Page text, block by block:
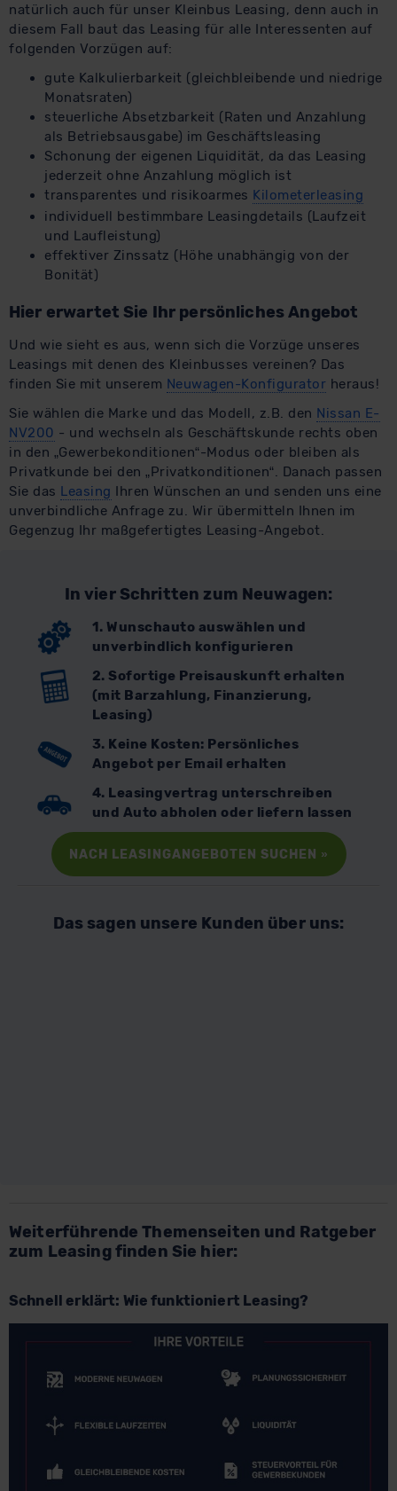
natürlich auch für unser Kleinbus Leasing, denn auch in
diesem Fall baut das Leasing für alle Interessenten auf
folgenden Vorzügen auf:
gute Kalkulierbarkeit (gleichbleibende und niedrige
Monatsraten)
steuerliche Absetzbarkeit (Raten und Anzahlung
als Betriebsausgabe) im Geschäftsleasing
Schonung der eigenen Liquidität, da das Leasing
jederzeit ohne Anzahlung möglich ist
transparentes und risikoarmes Kilometerleasing
individuell bestimmbare Leasingdetails (Laufzeit
und Laufleistung)
effektiver Zinssatz (Höhe unabhängig von der
Bonität)
Hier erwartet Sie Ihr persönliches Angebot
Und wie sieht es aus, wenn sich die Vorzüge unseres
Leasings mit denen des Kleinbusses vereinen? Das
finden Sie mit unserem Neuwagen-Konfigurator heraus!
Sie wählen die Marke und das Modell, z.B. den Nissan E-
NV200 - und wechseln als Geschäftskunde rechts oben
in den „Gewerbekonditionen“-Modus oder bleiben als
Privatkunde bei den „Privatkonditionen“. Danach passen
Sie das Leasing Ihren Wünschen an und senden uns eine
unverbindliche Anfrage zu. Wir übermitteln Ihnen im
Gegenzug Ihr maßgefertigtes Leasing-Angebot.
In vier Schritten zum Neuwagen:
1. Wunschauto auswählen und
unverbindlich konfigurieren
2. Sofortige Preisauskunft erhalten
(mit Barzahlung, Finanzierung,
Leasing)
3. Keine Kosten: Persönliches
Angebot per Email erhalten
4. Leasingvertrag unterschreiben
und Auto abholen oder liefern lassen
NACH LEASINGANGEBOTEN SUCHEN »
Das sagen unsere Kunden über uns:
Weiterführende Themenseiten und Ratgeber
zum Leasing finden Sie hier:
Schnell erklärt: Wie funktioniert Leasing?